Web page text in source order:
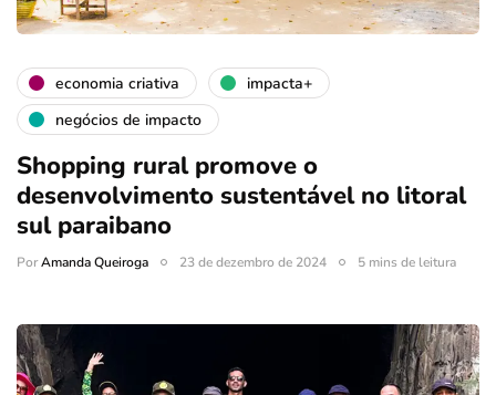
economia criativa
impacta+
negócios de impacto
Shopping rural promove o
desenvolvimento sustentável no litoral
sul paraibano
PorAmanda Queiroga 23 de dezembro de 2024 5 mins de leitura